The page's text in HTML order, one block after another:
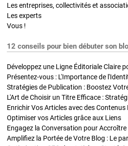
Les entreprises, collectivités et
Les experts
Vous !
12 conseils pour bien débuter son
Développez une Ligne Éditoriale Claire
Présentez-vous : L'Importance de
L'Art de Choisir un Titre Efficace :
Optimiser vos Articles grâce aux Liens
Engagez la Conversation pour
Amplifiez la Portée de Votre Blog : Le